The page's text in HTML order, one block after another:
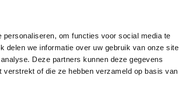
om functies voor social media te
delen we informatie over uw gebruik van onze site
Deze partners kunnen deze gegevens
of die ze hebben verzameld op basis van